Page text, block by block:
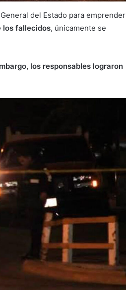
del Estado para emprender
los fallecidos, únicamente se
los responsables lograron